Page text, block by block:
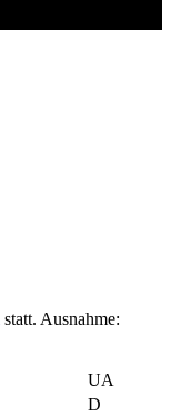
statt. Ausnahme:
UA
D